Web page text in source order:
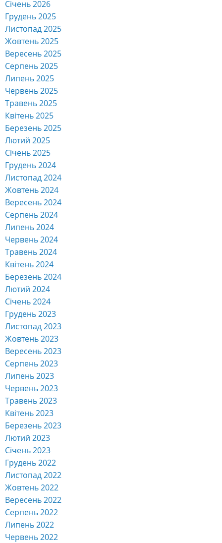
Січень 2026
Грудень 2025
Листопад 2025
Жовтень 2025
Вересень 2025
Серпень 2025
Липень 2025
Червень 2025
Травень 2025
Квітень 2025
Березень 2025
Лютий 2025
Січень 2025
Грудень 2024
Листопад 2024
Жовтень 2024
Вересень 2024
Серпень 2024
Липень 2024
Червень 2024
Травень 2024
Квітень 2024
Березень 2024
Лютий 2024
Січень 2024
Грудень 2023
Листопад 2023
Жовтень 2023
Вересень 2023
Серпень 2023
Липень 2023
Червень 2023
Травень 2023
Квітень 2023
Березень 2023
Лютий 2023
Січень 2023
Грудень 2022
Листопад 2022
Жовтень 2022
Вересень 2022
Серпень 2022
Липень 2022
Червень 2022